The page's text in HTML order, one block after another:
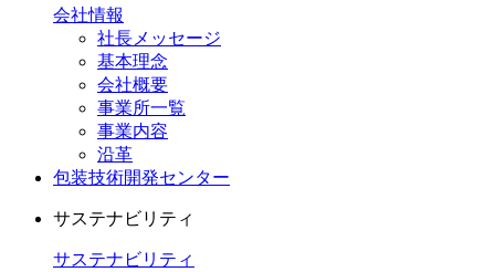
会社情報
社長メッセージ
基本理念
会社概要
事業所一覧
事業内容
沿革
包装技術開発センター
サステナビリティ
サステナビリティ